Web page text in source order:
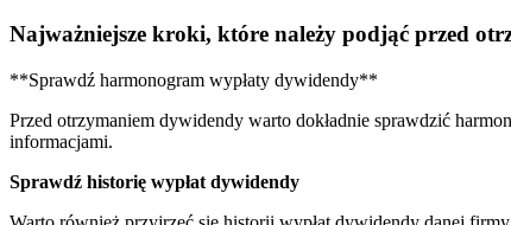
Najważniejsze kroki,⁢ które ⁤należy podjąć przed​
**Sprawdź harmonogram ⁤wypłaty⁢ dywidendy**
Przed otrzymaniem dywidendy warto⁤ dokładnie sprawdzić
informacjami.
Sprawdź⁣ historię wypłat dywidendy